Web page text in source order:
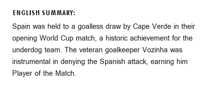
ENGLISH SUMMARY:
Spain was held to a goalless draw by Cape Verde in their
opening World Cup match, a historic achievement for the
underdog team. The veteran goalkeeper Vozinha was
instrumental in denying the Spanish attack, earning him
Player of the Match.